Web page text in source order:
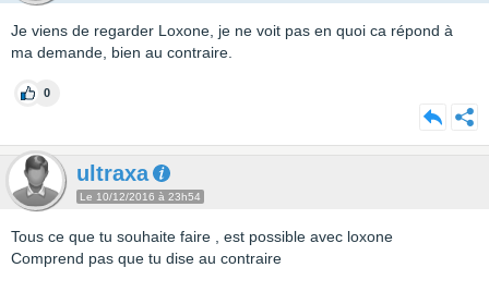
Je viens de regarder Loxone, je ne voit pas en quoi ca répond à
ma demande, bien au contraire.
0
ultraxa
Le 10/12/2016 à 23h54
Tous ce que tu souhaite faire , est possible avec loxone
Comprend pas que tu dise au contraire